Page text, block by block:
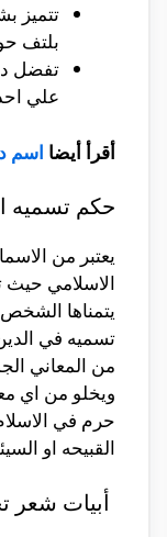
تتميز
بلتف
تفضل
علي
أقرأ أيضا اسم
حكم تسميه
يعتبر من
الاسلامي حيث
يتمناها
تسميه في
من المعاني
ويخلو من اي
حرم في
القبيحه او
أبيات شعر